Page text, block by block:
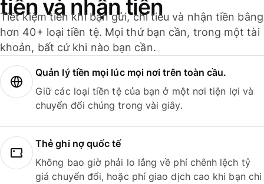
tiền và nhận tiền
Tiết kiệm tiền khi bạn gửi, chi tiêu và nhận tiền bằng
hơn 40+ loại tiền tệ. Mọi thứ bạn cần, trong một tài
khoản, bất cứ khi nào bạn cần.
Quản lý tiền mọi lúc mọi nơi trên toàn cầu.
Giữ các loại tiền tệ của bạn ở một nơi tiện lợi và
chuyển đổi chúng trong vài giây.
Thẻ ghi nợ quốc tế
Không bao giờ phải lo lắng về phí chênh lệch tỷ
giá chuyển đổi, hoặc phí giao dịch cao khi bạn chi